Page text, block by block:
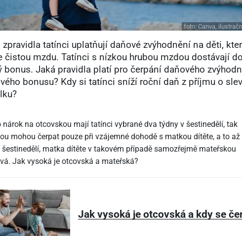
foto:Canva,
zpravidla tatínci uplatňují daňové zvýhodnění na děti,
čistou mzdu. Tatínci s nízkou hrubou mzdou dostávají
bonus. Jaká pravidla platí pro čerpání daňového
bonusu? Kdy si tatínci sníží roční daň z příjmu o
nárok na otcovskou mají tatínci vybrané dva týdny v šestinedělí, tak
mohou čerpat pouze při vzájemné dohodě s matkou dítěte, a to až
matka dítěte v takovém případě samozřejmě mateřskou
Jak vysoká je otcovská a mateřská?
Jak vysoká je otcovská a kdy se